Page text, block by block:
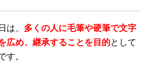
は、 多くの人に毛筆や硬筆で文字
広め、継承することを目的として
す。